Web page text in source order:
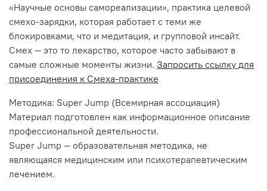
«Научные основы самореализации», практика целевой
смехо-зарядки, которая работает с теми же
блокировками, что и медитация, и групповой инсайт.
Смех — это то лекарство, которое часто забывают в
самые сложные моменты жизни. Запросить ссылку для
присоединения к Смеха-практике
Методика: Super Jump (Всемирная ассоциация)
Материал подготовлен как информационное описание
профессиональной деятельности.
Super Jump — образовательная методика, не
являющаяся медицинским или психотерапевтическим
лечением.